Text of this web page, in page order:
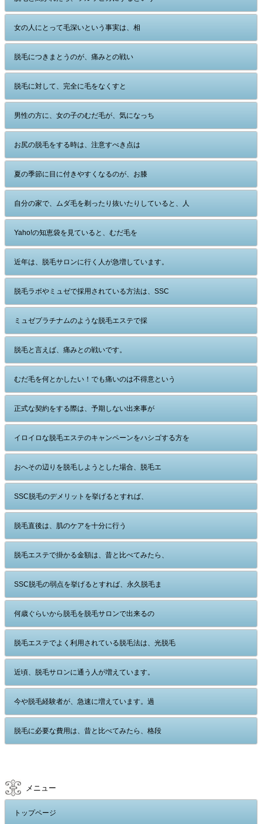
女の人にとって毛深いという事実は、相
脱毛につきまとうのが、痛みとの戦い
脱毛に対して、完全に毛をなくすと
男性の方に、女の子のむだ毛が、気になっち
お尻の脱毛をする時は、注意すべき点は
夏の季節に目に付きやすくなるのが、お膝
自分の家で、ムダ毛を剃ったり抜いたりしていると、人
Yaho!の知恵袋を見ていると、むだ毛を
近年は、脱毛サロンに行く人が急増しています。
脱毛ラボやミュゼで採用されている方法は、SSC
ミュゼプラチナムのような脱毛エステで採
脱毛と言えば、痛みとの戦いです。
むだ毛を何とかしたい！でも痛いのは不得意という
正式な契約をする際は、予期しない出来事が
イロイロな脱毛エステのキャンペーンをハシゴする方を
おへその辺りを脱毛しようとした場合、脱毛エ
SSC脱毛のデメリットを挙げるとすれば、
脱毛直後は、肌のケアを十分に行う
脱毛エステで掛かる金額は、昔と比べてみたら、
SSC脱毛の弱点を挙げるとすれば、永久脱毛ま
何歳ぐらいから脱毛を脱毛サロンで出来るの
脱毛エステでよく利用されている脱毛法は、光脱毛
近頃、脱毛サロンに通う人が増えています。
今や脱毛経験者が、急速に増えています。過
脱毛に必要な費用は、昔と比べてみたら、格段
メニュー
トップページ